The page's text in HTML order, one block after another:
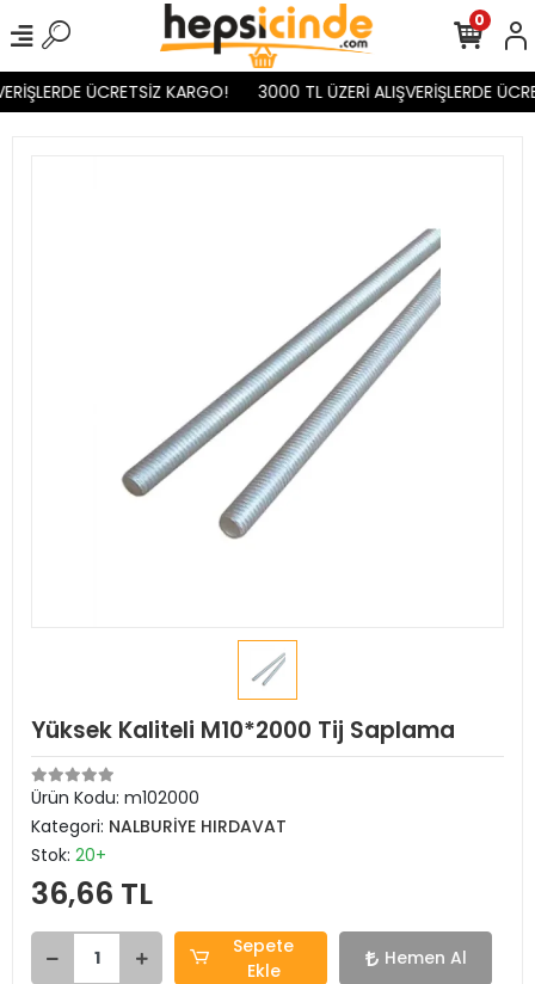
ÜCRETSİZ KARGO! 3000 TL ÜZERİ ALIŞVERİŞLERDE
0
Yüksek Kaliteli M10*2000 Tij Saplama
Ürün Kodu: m102000
Kategori: NALBURİYE HIRDAVAT
Stok: 20+
36,66 TL
Sepete
Ekle
Hemen Al